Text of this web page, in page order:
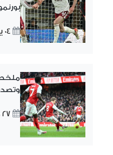
04 يناير 2026
ملخص
27 ديسمبر 2025